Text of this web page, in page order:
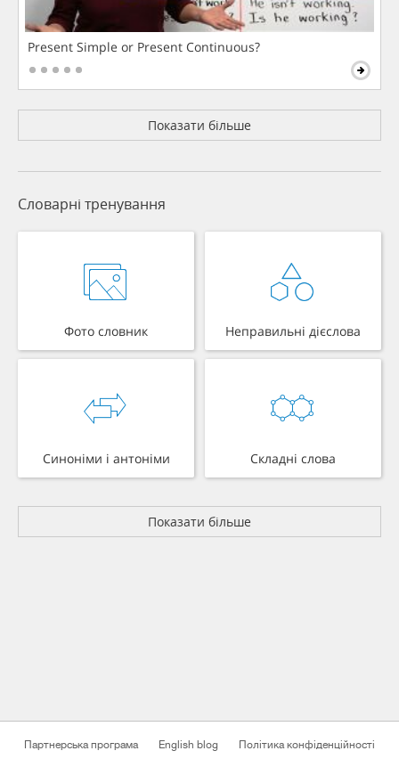
Present Simple or Present Continuous?
Показати більше
Словарні тренування
Фото словник Неправильні дієслова
Синоніми і антоніми Складні слова
Показати більше
Партнерська програма English blog Політика конфіденційності